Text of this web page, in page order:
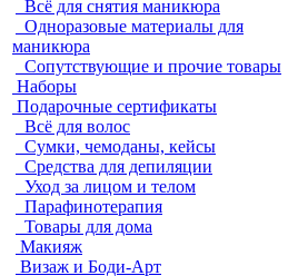
Всё для снятия маникюра
Одноразовые материалы для
маникюра
Сопутствующие и прочие товары
Наборы
Подарочные сертификаты
Всё для волос
Сумки, чемоданы, кейсы
Средства для депиляции
Уход за лицом и телом
Парафинотерапия
Товары для дома
Макияж
Визаж и Боди-Арт